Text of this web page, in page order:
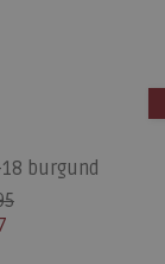
burgund